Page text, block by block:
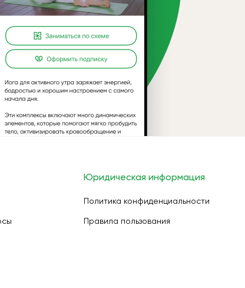
Юридическая информация
Политика конфиденциальности
Правила пользования